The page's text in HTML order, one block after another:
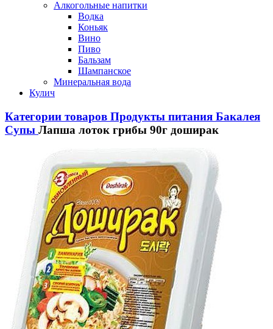
Алкогольные напитки
Водка
Коньяк
Вино
Пиво
Бальзам
Шампанское
Минеральная вода
Кулич
Категории товаров Продукты питания Бакалея
Супы Лапша лоток грибы 90г доширак